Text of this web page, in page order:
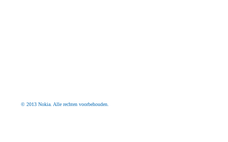
© 2013 Nokia. Alle rechten voorbehouden.